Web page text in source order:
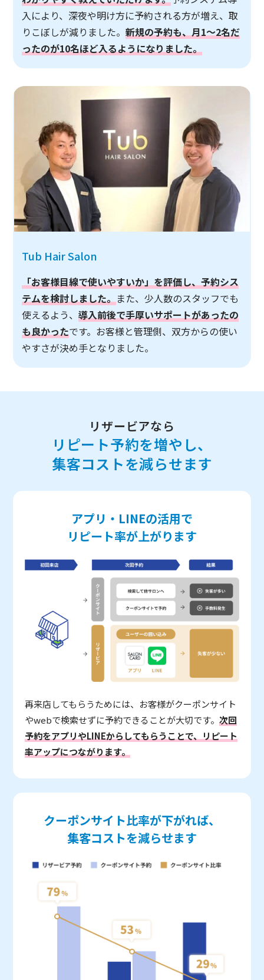
入により、深夜や明け方に予約される方が増え、取
りこぼしが減りました。新規の予約も、月1～2名だ
ったのが10名ほど入るようになりました。
Tub Hair Salon
「お客様目線で使いやすいか」を評価し、予約シス
テムを検討しました。また、少人数のスタッフでも
使えるよう、導入前後で手厚いサポートがあったの
も良かったです。お客様と管理側、双方からの使い
やすさが決め手となりました。
リザービアなら
リピート予約を増やし、
集客コストを減らせます
アプリ・LINEの活用で
リピート率が上がります
再来店してもらうためには、お客様がクーポンサイト
やwebで検索せずに予約できることが大切です。次回
予約をアプリやLINEからしてもらうことで、リピート
率アップにつながります。
クーポンサイト比率が下がれば、
集客コストを減らせます